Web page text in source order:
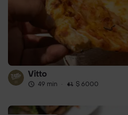
Vitto
49 min · $ 6000